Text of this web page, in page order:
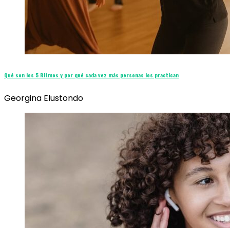
Qué son los 5 Ritmos y por qué cada vez más personas los practican
Georgina Elustondo